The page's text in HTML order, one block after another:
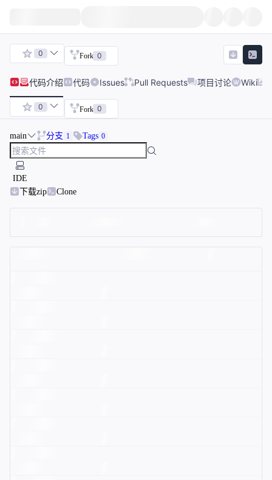
0 Fork 0
代码介绍 代码 Issues Pull Requests 项目讨论 Wiki
0 Fork 0
main 分支 1 Tags 0
IDE
下载zip
Clone